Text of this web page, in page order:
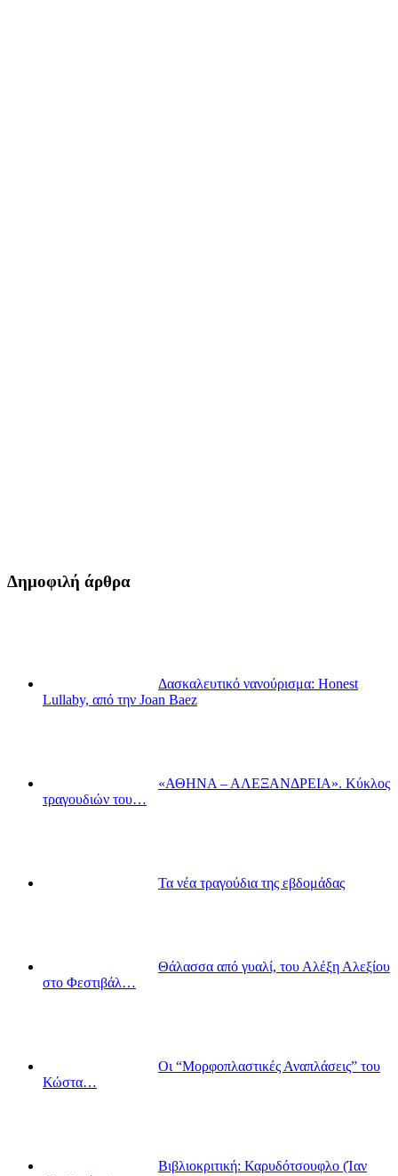
Δημοφιλή άρθρα
Δασκαλευτικό νανούρισμα: Honest
Lullaby, από την Joan Baez
«ΑΘΗΝΑ – ΑΛΕΞΑΝΔΡΕΙΑ». Κύκλος
τραγουδιών του…
Τα νέα τραγούδια της εβδομάδας
Θάλασσα από γυαλί, του Αλέξη Αλεξίου
στο Φεστιβάλ…
Οι “Μορφοπλαστικές Αναπλάσεις” του
Κώστα…
Βιβλιοκριτική: Καρυδότσουφλο (Ίαν